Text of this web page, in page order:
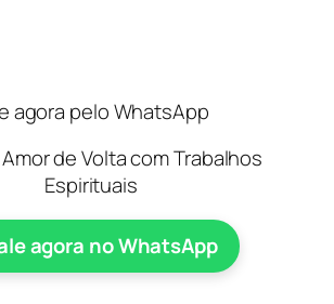
agora pelo WhatsApp
de Volta com Trabalhos
Espirituais
agora no WhatsApp